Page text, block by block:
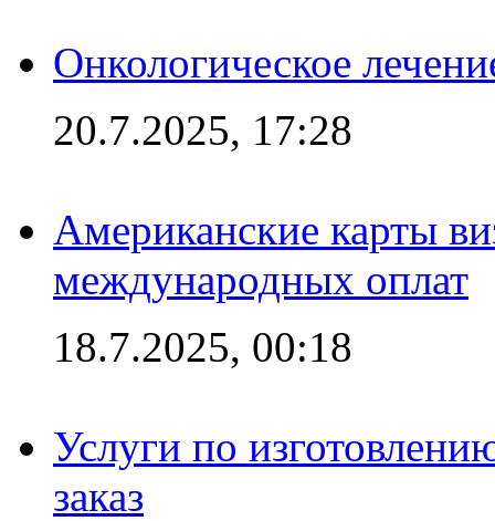
Онкологическое
20.7.2025, 17:28
Американские карты
международных оплат
18.7.2025, 00:18
Услуги по
заказ